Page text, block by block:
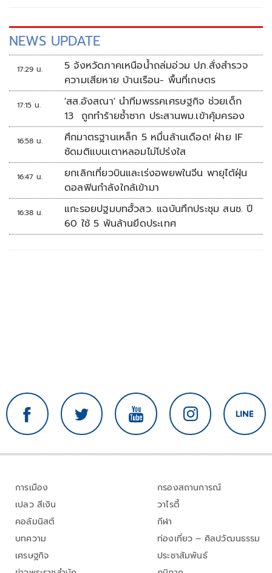
NEWS UPDATE
17:29 น.
5 จังหวัดภาคเหนือน้ำถล่มอ่วม ปภ.สั่งสำรวจ
ความเสียหาย บ้านเรือน- พื้นที่เกษตร
17:15 น.
'สส.อังสณา' นำทีมพรรคเศรษฐกิจ ช่วยเด็ก
13 ถูกทำร้ายซ้ำซาก ประสานพม.เข้าคุ้มครอง
16:58 น.
ศึกมาตรฐานเหล็ก 5 หมื่นล้านเดือด! ฝ่าย IF
ซัดมติแบนเตาหลอมไม่โปร่งใส
16:47 น.
ยกเลิกเที่ยวบินและเร่งอพยพในจีน พายุไต้ฝุ่น
ดอลฟินกำลังใกล้เข้ามา
16:38 น.
แกะรอยปฐมบทฮั้วสว. แฉบันทึกประชุม สนช. ปี
60 ใช้ 5 พันล้านยึดประเทศ
การเมือง
เปลว สีเงิน
คอลัมนิสต์
บทความ
เศรษฐกิจ
กรองสถานการณ์
วาไรตี้
กีฬา
ท่องเที่ยว – ศิลปวัฒนธรรม
ประชาสัมพันธ์